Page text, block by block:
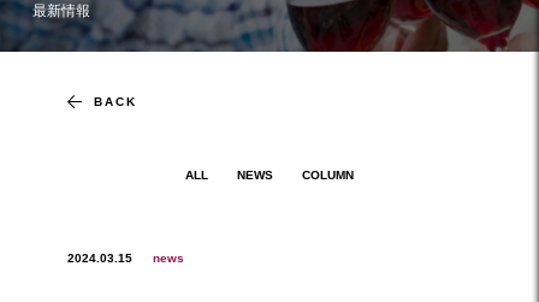
最新情報
BACK
ALL NEWS COLUMN
2024.03.15 news